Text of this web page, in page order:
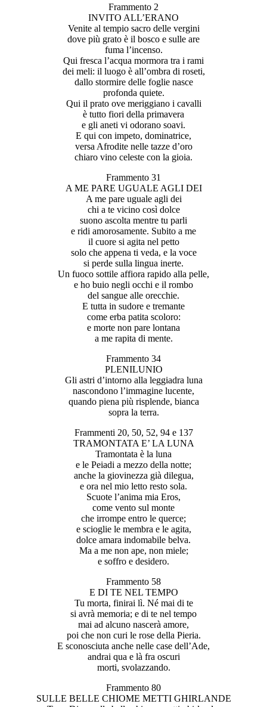
Frammento 2
INVITO ALL’ERANO
Venite al tempio sacro delle vergini
dove più grato è il bosco e sulle are
fuma l’incenso.
Qui fresca l’acqua mormora tra i rami
dei meli: il luogo è all’ombra di roseti,
dallo stormire delle foglie nasce
profonda quiete.
Qui il prato ove meriggiano i cavalli
è tutto fiori della primavera
e gli aneti vi odorano soavi.
E qui con impeto, dominatrice,
versa Afrodite nelle tazze d’oro
chiaro vino celeste con la gioia.
Frammento 31
A ME PARE UGUALE AGLI DEI
A me pare uguale agli dei
chi a te vicino così dolce
suono ascolta mentre tu parli
e ridi amorosamente. Subito a me
il cuore si agita nel petto
solo che appena ti veda, e la voce
si perde sulla lingua inerte.
Un fuoco sottile affiora rapido alla pelle,
e ho buio negli occhi e il rombo
del sangue alle orecchie.
E tutta in sudore e tremante
come erba patita scoloro:
e morte non pare lontana
a me rapita di mente.
Frammento 34
PLENILUNIO
Gli astri d’intorno alla leggiadra luna
nascondono l’immagine lucente,
quando piena più risplende, bianca
sopra la terra.
Frammenti 20, 50, 52, 94 e 137
TRAMONTATA E’ LA LUNA
Tramontata è la luna
e le Peiadi a mezzo della notte;
anche la giovinezza già dilegua,
e ora nel mio letto resto sola.
Scuote l’anima mia Eros,
come vento sul monte
che irrompe entro le querce;
e scioglie le membra e le agita,
dolce amara indomabile belva.
Ma a me non ape, non miele;
e soffro e desidero.
Frammento 58
E DI TE NEL TEMPO
Tu morta, finirai lì. Né mai di te
si avrà memoria; e di te nel tempo
mai ad alcuno nascerà amore,
poi che non curi le rose della Pieria.
E sconosciuta anche nelle case dell’Ade,
andrai qua e là fra oscuri
morti, svolazzando.
Frammento 80
SULLE BELLE CHIOME METTI GHIRLANDE